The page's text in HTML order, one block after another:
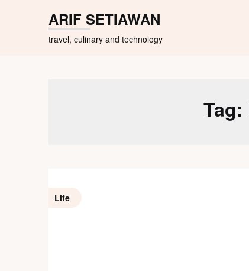
ARIF SETIAWAN
travel, culinary and technology
Tag:
Life